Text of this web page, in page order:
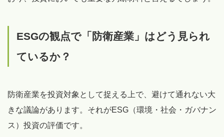
ESGの観点で「防衛産業」はどう見られ
ているか？
防衛産業を投資対象として捉える上で、避けて通れない大
きな議論があります。それがESG（環境・社会・ガバナン
ス）投資の評価です。